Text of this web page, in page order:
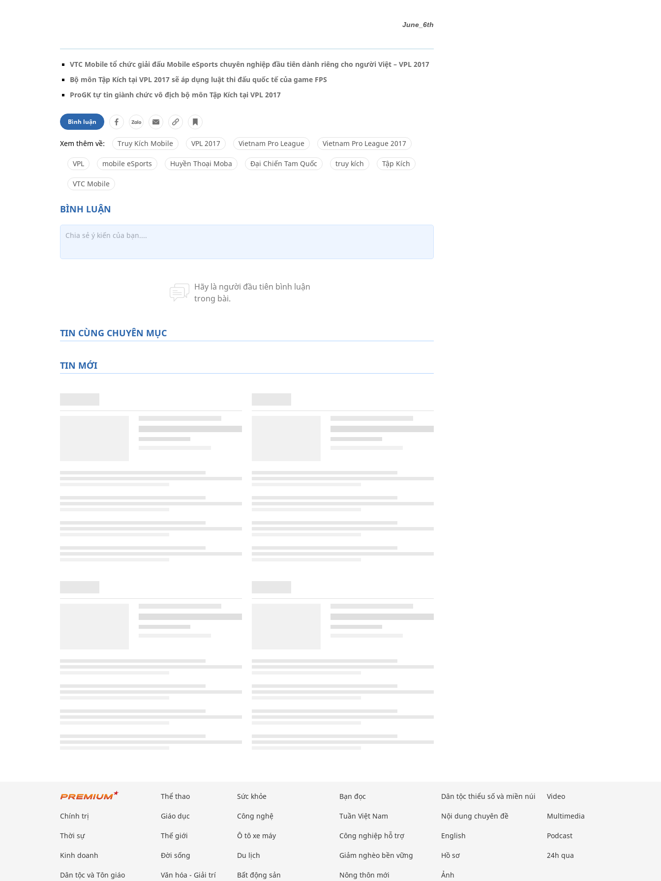
June_6th
VTC Mobile tổ chức giải đấu Mobile eSports chuyên nghiệp đầu tiên dành riêng cho người Việt – VPL 2017
Bộ môn Tập Kích tại VPL 2017 sẽ áp dụng luật thi đấu quốc tế của game FPS
ProGK tự tin giành chức vô địch bộ môn Tập Kích tại VPL 2017
Bình luận
Xem thêm về: Truy Kích Mobile VPL 2017 Vietnam Pro League Vietnam Pro League 2017
VPL mobile eSports Huyền Thoại Moba Đại Chiến Tam Quốc truy kích Tập Kích
VTC Mobile
TIN CÙNG CHUYÊN MỤC
TIN MỚI
Chính trị
Thời sự
Kinh doanh
Dân tộc và Tôn giáo
Thể thao
Giáo dục
Thế giới
Đời sống
Văn hóa - Giải trí
Sức khỏe
Công nghệ
Ô tô xe máy
Du lịch
Bất động sản
Bạn đọc
Tuần Việt Nam
Công nghiệp hỗ trợ
Giảm nghèo bền vững
Nông thôn mới
Dân tộc thiểu số và miền núi
Nội dung chuyên đề
English
Hồ sơ
Ảnh
Video
Multimedia
Podcast
24h qua